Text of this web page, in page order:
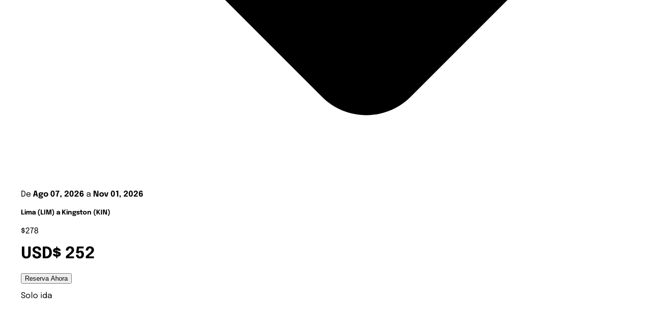
De Ago 07, 2026 a Nov 01, 2026
Lima (LIM) a Kingston (KIN)
$278
USD$ 252
Reserva Ahora
Solo ida